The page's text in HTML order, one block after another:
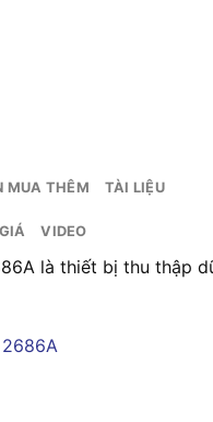
MUA THÊM TÀI LIỆU
VIDEO
là thiết bị thu thập